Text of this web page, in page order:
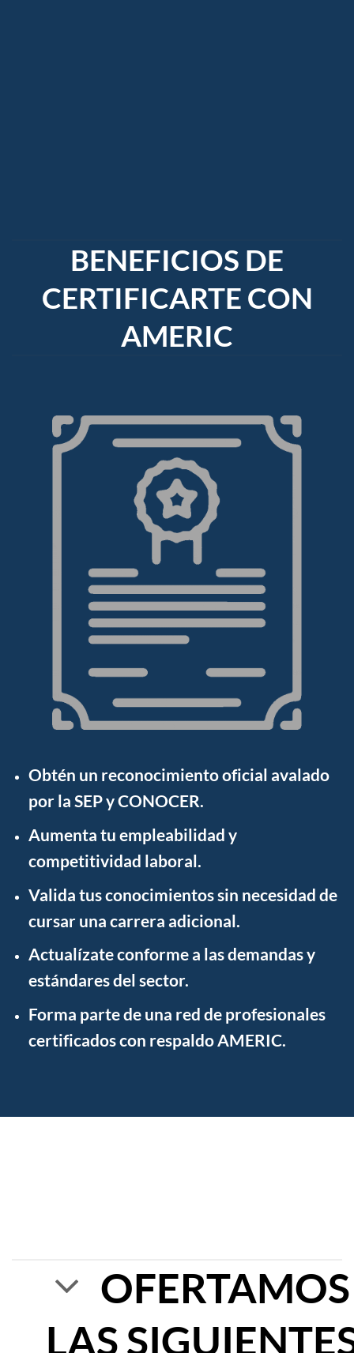
BENEFICIOS DE
CERTIFICARTE CON
AMERIC
Obtén un reconocimiento oficial avalado
por la SEP y CONOCER.
Aumenta tu empleabilidad y
competitividad laboral.
Valida tus conocimientossin necesidad de
cursar una carrera adicional.
Actualízateconforme a las demandas y
estándares del sector.
Forma parte de una red de profesionales
certificadoscon respaldo AMERIC.
OFERTAMOS
LAS